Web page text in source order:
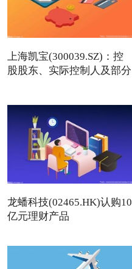
上海凯宝(300039.SZ)：控
股股东、实际控制人及部分
龙蟠科技(02465.HK)认购10
亿元理财产品